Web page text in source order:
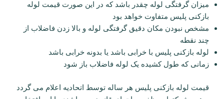
میزان گرفتگی لوله چقدر باشد که در این صورت قیمت لوله
بازکنی پلیس متفاوت خواهد بود
مشخص نبودن مکان دقیق گرفتگی لوله و بالا زدن فاضلاب از
چند نقطه
لوله بازکنی پلیس با خرابی باشد یا بدونه خرابی باشد
زمانی که طول کشیده یک لوله فاضلاب باز شود
قیمت لوله بازکنی پلیس هر ساله توسط اتحادیه اعلام می گردد